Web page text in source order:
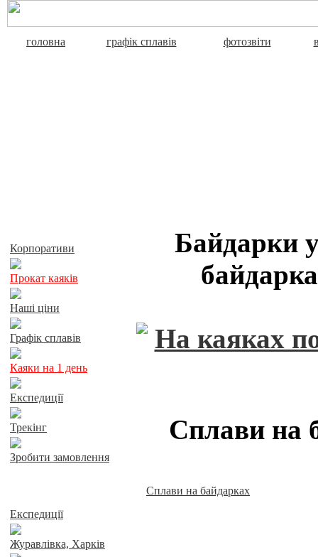
головна графік сплавів фотозвіти
Корпоративи
Прокат каяків
Наші ціни
Графік сплавів
Каяки на 1 день
Експедиції
Трекінг
Зробити замовлення
Експедиції
Журавлівка, Харків
Байдарки
Сплави на
Сплави на байдарках